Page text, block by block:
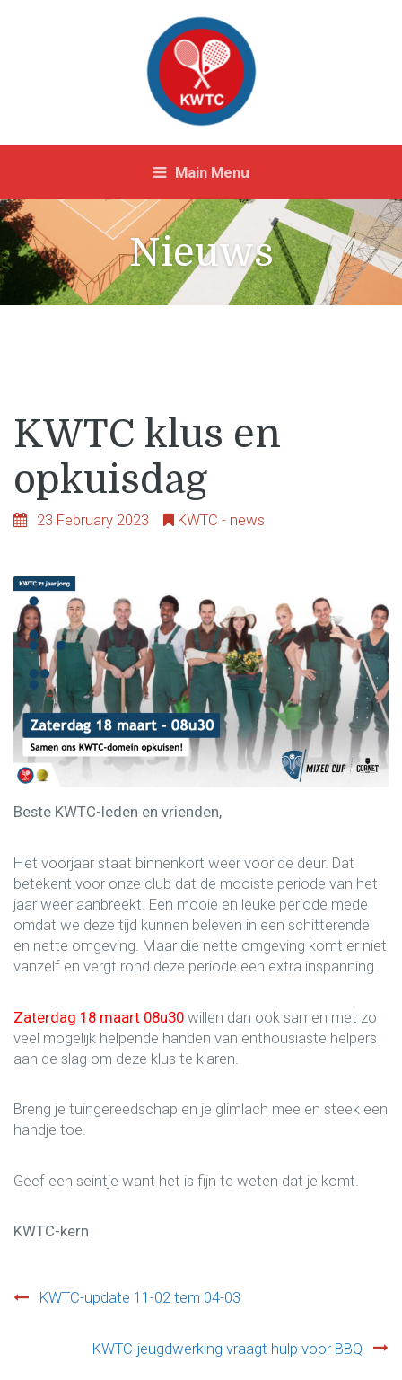
Main Menu
Nieuws
KWTC klus en
opkuisdag
23 February 2023 KWTC - news
Beste KWTC-leden en vrienden,
Het voorjaar staat binnenkort weer voor de deur. Dat
betekent voor onze club dat de mooiste periode van het
jaar weer aanbreekt. Een mooie en leuke periode mede
omdat we deze tijd kunnen beleven in een schitterende
en nette omgeving. Maar die nette omgeving komt er niet
vanzelf en vergt rond deze periode een extra inspanning.
Zaterdag 18 maart 08u30 willen dan ook samen met zo
veel mogelijk helpende handen van enthousiaste helpers
aan de slag om deze klus te klaren.
Breng je tuingereedschap en je glimlach mee en steek een
handje toe.
Geef een seintje want het is fijn te weten dat je komt.
KWTC-kern
navigation
KWTC-update 11-02 tem 04-03
KWTC-jeugdwerking vraagt hulp voor BBQ